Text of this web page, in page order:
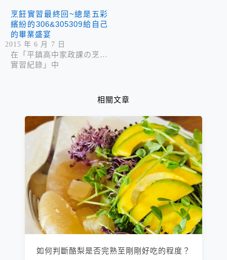
烹飪實習最終回~總是五彩
繽紛的306&305309給自己
的畢業盛宴
2015 年 6 月 7 日
在「平鎮高中家政課の烹飪
實習紀錄」中
相關文章
如何判斷酪梨是否完熟至剛剛好吃的程度？